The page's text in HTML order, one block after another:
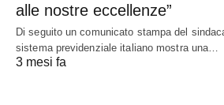
alle nostre eccellenze”
Di seguito un comunicato stampa del
sistema previdenziale italiano mostra una…
3 mesi fa